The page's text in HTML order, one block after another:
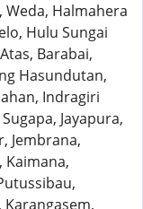
Weda, Halmahera
Hulu Sungai
Barabai,
Hasundutan,
Indragiri
Jayapura,
Jembrana,
Kaimana,
Karangasem,